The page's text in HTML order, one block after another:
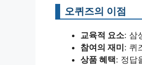
오퀴즈의 이점
교육적 요소: 삼
참여의 재미: 퀴
상품 혜택: 정답